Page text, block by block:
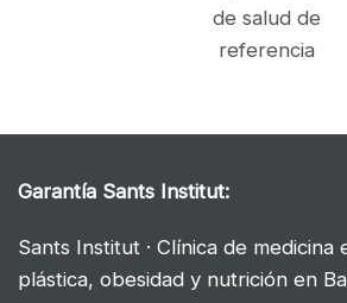
de salud de
referencia
Garantía Sants Institut:
Sants Institut · Clínica de medicina
plástica, obesidad y nutrición en